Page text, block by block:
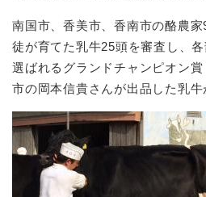
南国市、香美市、香南市の酪農
徒が育てた乳牛25頭を審査し、
選ばれるグランドチャンピオン
市の岡本信貴さんが出品した乳牛